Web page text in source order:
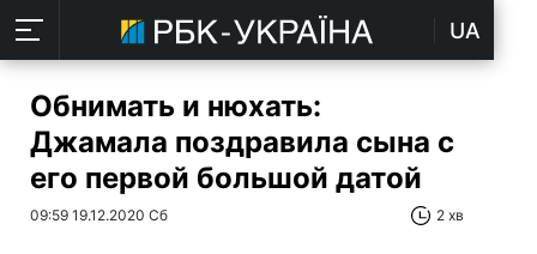
UA
Обнимать и нюхать:
Джамала поздравила сына с
его первой большой датой
09:59 19.12.2020 Сб 2 хв